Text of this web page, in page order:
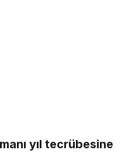
yıl tecrübesine